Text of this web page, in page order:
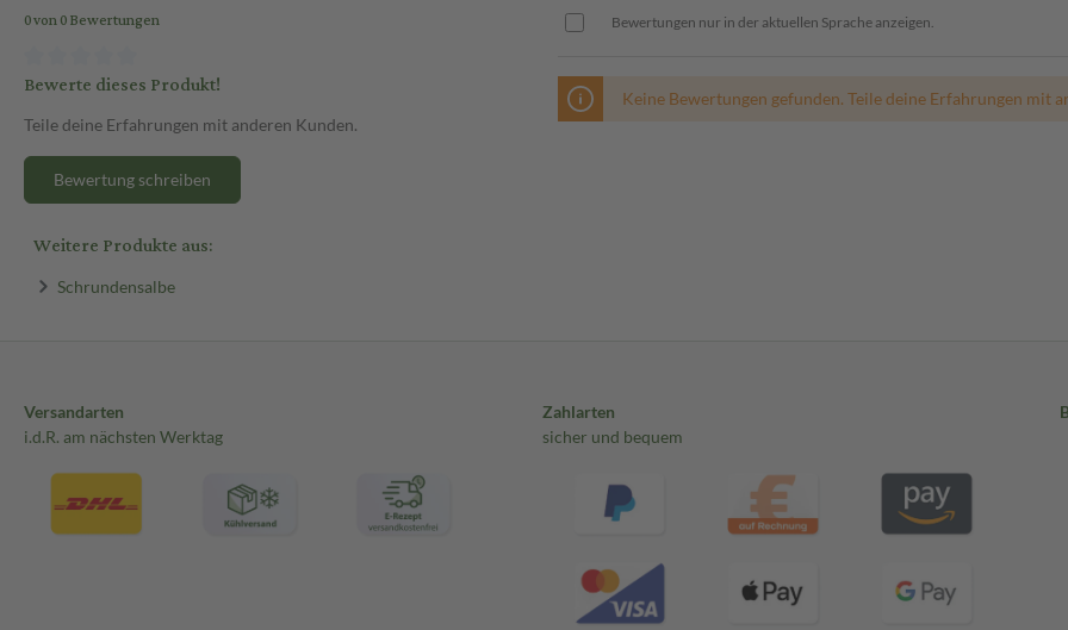
0 von 0 Bewertungen
Bewerte dieses Produkt!
Teile deine Erfahrungen mit anderen Kunden.
Bewertung schreiben
Bewertungen nur in der aktuellen Sprache anzeigen.
Keine Bewertungen gefunden. Teile deine Erfahrungen mit
Weitere Produkte aus:
Schrundensalbe
Versandarten
i.d.R. am nächsten Werktag
Zahlarten
sicher und bequem